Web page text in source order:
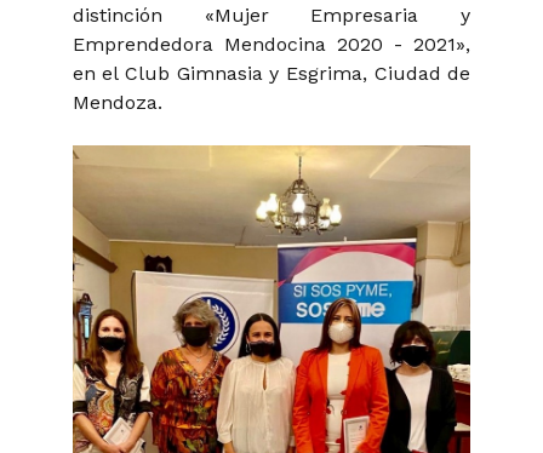
distinción «Mujer Empresaria y
Emprendedora Mendocina 2020 - 2021»,
en el Club Gimnasia y Esgrima, Ciudad de
Mendoza.